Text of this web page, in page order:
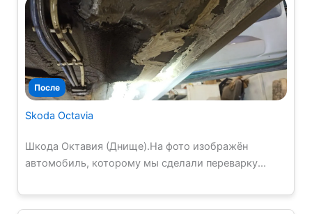
Skoda Octavia
Шкода Октавия (Днище).На фото изображён
автомобиль, которому мы сделали переварку...